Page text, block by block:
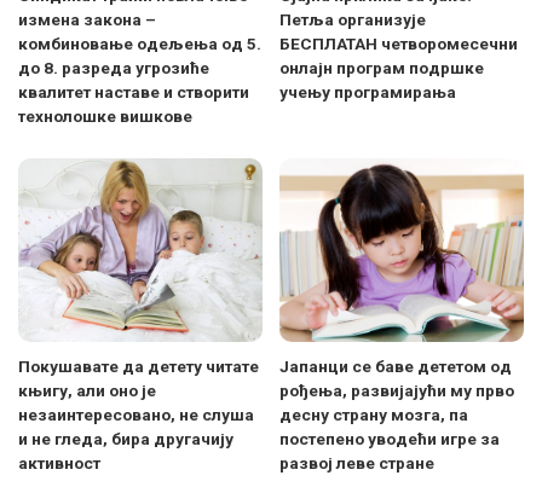
измена закона –
комбиновање одељења од 5.
до 8. разреда угрозиће
квалитет наставе и створити
технолошке вишкове
Петља организује
БЕСПЛАТАН четворомесечни
онлајн програм подршке
учењу програмирања
Покушавате да детету читате
књигу, али оно је
незаинтересовано, не слуша
и не гледа, бира другачију
активност
Јапанци се баве дететом од
рођења, развијајући му прво
десну страну мозга, па
постепено уводећи игре за
развој леве стране